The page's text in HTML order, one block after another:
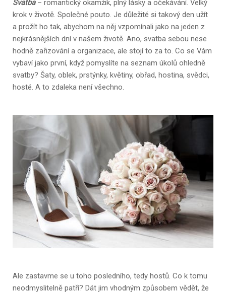
Svatba– romantický okamžik, plný lásky a očekávání. Velký
krok v životě. Společné pouto. Je důležité si takový den užít
a prožít ho tak, abychom na něj vzpomínali jako na jeden z
nejkrásnějších dní v našem životě. Ano, svatba sebou nese
hodně zařizování a organizace, ale stojí to za to. Co se Vám
vybaví jako první, když pomyslíte na seznam úkolů ohledně
svatby? Šaty, oblek, prstýnky, květiny, obřad, hostina, svědci,
hosté. A to zdaleka není všechno.
Ale zastavme se u toho posledního, tedy hostů. Co k tomu
neodmyslitelně patří? Dát jim vhodným způsobem vědět, že